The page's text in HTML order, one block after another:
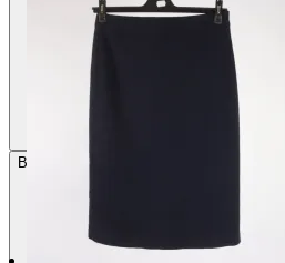
Betalning Via Tradera